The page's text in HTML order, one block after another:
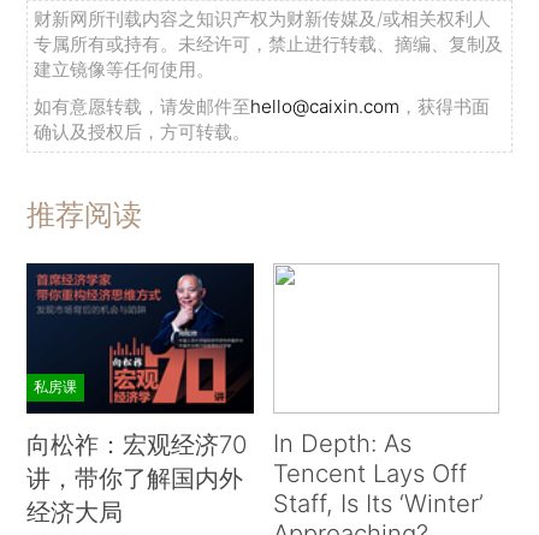
财新网所刊载内容之知识产权为财新传媒及/或相关权利人
专属所有或持有。未经许可，禁止进行转载、摘编、复制及
建立镜像等任何使用。
如有意愿转载，请发邮件至hello@caixin.com ，获得书面
确认及授权后，方可转载。
推荐阅读
私房课
向松祚：宏观经济70
讲，带你了解国内外
经济大局
In Depth: As
Tencent Lays Off
Staff, Is Its ‘Winter’